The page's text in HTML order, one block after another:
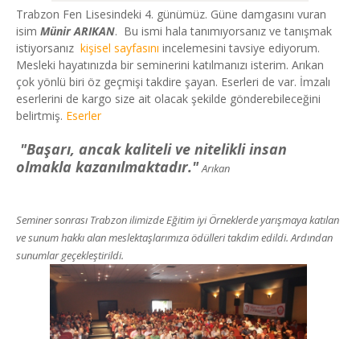
Trabzon Fen Lisesindeki 4. günümüz. Güne damgasını vuran
isim Münir ARIKAN. Bu ismi hala tanımıyorsanız ve tanışmak
istiyorsanız kişisel sayfasını incelemesini tavsiye ediyorum.
Mesleki hayatınızda bir seminerini katılmanızı isterim. Arıkan
çok yönlü biri öz geçmişi takdire şayan. Eserleri de var. İmzalı
eserlerini de kargo size ait olacak şekilde gönderebileceğini
belirtmiş. Eserler
"Başarı, ancak kaliteli ve nitelikli insan
olmakla kazanılmaktadır." Arıkan
Seminer sonrası Trabzon ilimizde Eğitim iyi Örneklerde yarışmaya katılan
ve sunum hakkı alan meslektaşlarımıza ödülleri takdim edildi. Ardından
sunumlar geçekleştirildi.